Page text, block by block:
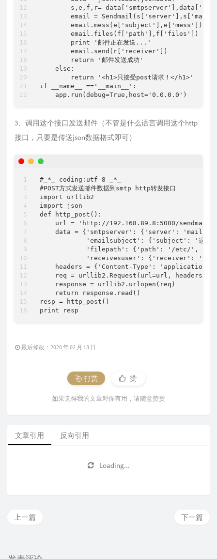
s,e,f,r=
email =
        email.mess(e['subject'],e['mess'])
        email.files(f['path'],f['files'])
        print '邮件正在发送...'
        email.send(r['receiver'])
        return '邮件发送成功'
    else:
        return '<h1>只接受post请求！</h1>'
if __name__ =='__main__':
3、调用这个接口发送邮件（不管是什么语言调用这个http
接口，只要是传送json数据格式即可）
#_*_ coding:utf-8 _*_
#POST方式发送邮件数据到smtp http转发接口
import urllib2
import json
def http_post():
    url = 'http://192.168.89.8:5000/sendmail'
data = {'smtpserver': {'server':
'emailsubject': {'subject': '这次测
'filepath': {'path': '/etc/',
'receivesuser': {'receiver':
headers = {'Content-Type': 'application/
req = urllib2.Request(url=url,
    response = urllib2.urlopen(req)
    return response.read()
resp = http_post()
最后修改：2020 年 02 月 13 日
打赏 赞
如果觉得我的文章对你有用，请随意赞赏
文章引用 反向引用
Loading...
下一篇
上一篇